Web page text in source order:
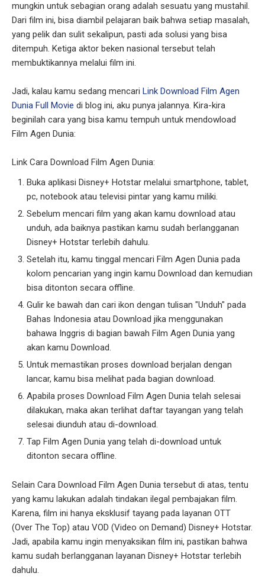
mungkin untuk sebagian orang adalah sesuatu yang mustahil.
Dari film ini, bisa diambil pelajaran baik bahwa setiap masalah,
yang pelik dan sulit sekalipun, pasti ada solusi yang bisa
ditempuh. Ketiga aktor beken nasional tersebut telah
membuktikannya melalui film ini.
Jadi, kalau kamu sedang mencariLink Download Film Agen
Dunia Full Movie di blog ini, aku punya jalannya. Kira-kira
beginilah cara yang bisa kamu tempuh untuk mendowload
Film Agen Dunia:
Link Cara Download Film Agen Dunia:
Buka aplikasi Disney+ Hotstar melalui smartphone, tablet,
pc, notebook atau televisi pintar yang kamu miliki.
Sebelum mencari film yang akan kamu download atau
unduh, ada baiknya pastikan kamu sudah berlangganan
Disney+ Hotstar terlebih dahulu.
Setelah itu, kamu tinggal mencari Film Agen Dunia pada
kolom pencarian yang ingin kamu Download dan kemudian
bisa ditonton secara offline.
Gulir ke bawah dan cari ikon dengan tulisan "Unduh" pada
Bahas Indonesia atau Download jika menggunakan
bahawa Inggris di bagian bawah Film Agen Dunia yang
akan kamu Download.
Untuk memastikan proses download berjalan dengan
lancar, kamu bisa melihat pada bagian download.
Apabila proses Download Film Agen Dunia telah selesai
dilakukan, maka akan terlihat daftar tayangan yang telah
selesai diunduh atau di-download.
Tap Film Agen Dunia yang telah di-download untuk
ditonton secara offline.
Selain Cara Download Film Agen Dunia tersebut di atas, tentu
yang kamu lakukan adalah tindakan ilegal pembajakan film.
Karena, film ini hanya eksklusif tayang pada layanan OTT
(Over The Top) atau VOD (Video on Demand) Disney+ Hotstar.
Jadi, apabila kamu ingin menyaksikan film ini, pastikan bahwa
kamu sudah berlangganan layanan Disney+ Hotstar terlebih
dahulu.